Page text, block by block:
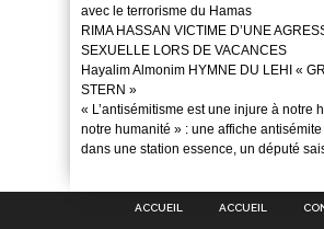
avec le terrorisme du Hamas
RIMA HASSAN VICTIME D’UNE
SEXUELLE LORS DE VACANCES
Hayalim Almonim HYMNE DU LEHI «
STERN »
« L’antisémitisme est une injure à notre
notre humanité » : une affiche
dans une station essence, un député
ACCUEIL ACCUEIL